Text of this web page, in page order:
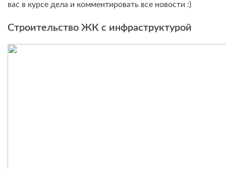
вас в курсе дела и комментировать все новости :)
Строительство ЖК с инфраструктурой